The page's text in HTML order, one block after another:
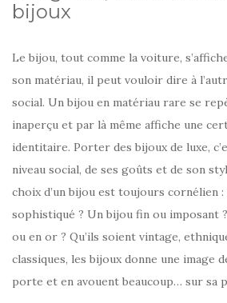
bijoux
Le bijou, tout comme la voiture,
son matériau, il peut vouloir dire à
social. Un bijou en matériau rare se
inaperçu et par là même affiche une
identitaire. Porter des bijoux de luxe,
niveau social, de ses goûts et de son
choix d’un bijou est toujours cornélien
sophistiqué ? Un bijou fin ou imposant
ou en or ? Qu’ils soient vintage,
classiques, les bijoux donne une image
porte et en avouent beaucoup… sur sa